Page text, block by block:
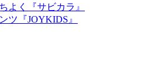
よく『サビカラ』
ツ『JOYKIDS』